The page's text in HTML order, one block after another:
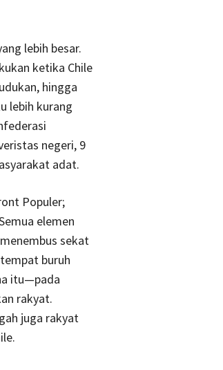
lebih besar.
ketika Chile
hingga
lebih kurang
negeri, 9
adat.
Populer;
elemen
sekat
buruh
itu—pada
rakyat.
juga rakyat